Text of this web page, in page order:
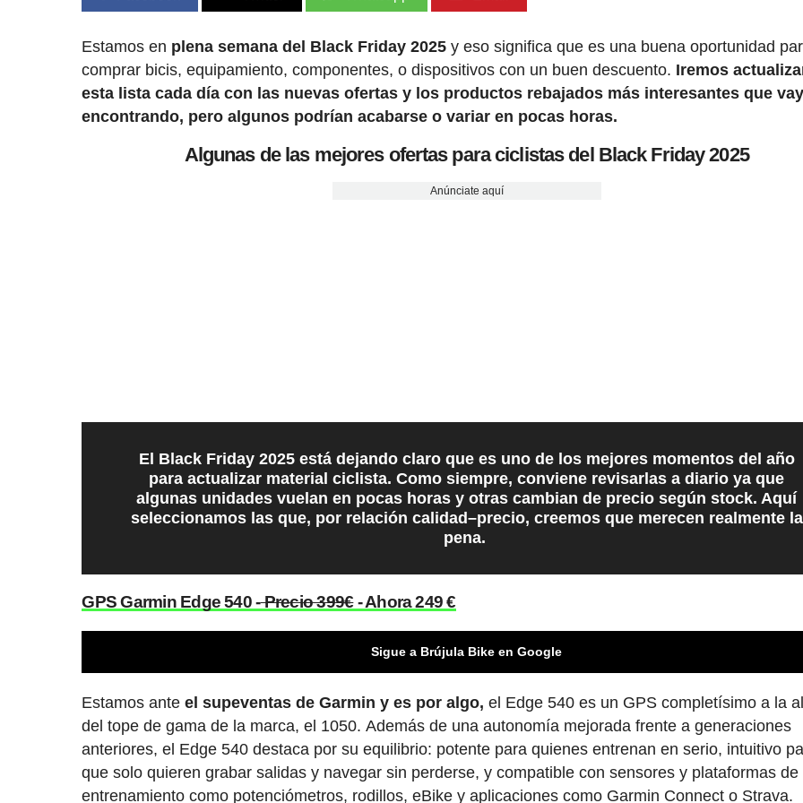
Estamos en plena semana del Black Friday 2025 y eso significa que es una buena oportunidad
comprar bicis, equipamiento, componentes, o dispositivos con un buen descuento. Iremos
esta lista cada día con las nuevas ofertas y los productos rebajados más interesantes que
encontrando, pero algunos podrían acabarse o variar en pocas horas.
Algunas de las mejores ofertas para ciclistas del Black Friday 2025
Anúnciate aquí
El Black Friday 2025 está dejando claro que es uno de los mejores momentos del año
para actualizar material ciclista. Como siempre, conviene revisarlas a diario ya que
algunas unidades vuelan en pocas horas y otras cambian de precio según stock. Aquí
seleccionamos las que, por relación calidad–precio, creemos que merecen realmente la
pena.
GPS Garmin Edge 540 -Precio 399€- Ahora 249 €
Sigue a Brújula Bike en Google
Estamos anteel supeventas de Garmin y es por algo, el Edge 540 es un GPS completísimo a la
del tope de gama de la marca, el 1050. Además de una autonomía mejorada frente a generaciones
anteriores, el Edge 540 destaca por su equilibrio: potente para quienes entrenan en serio, intuitivo
que solo quieren grabar salidas y navegar sin perderse, y compatible con sensores y plataformas de
entrenamiento como potenciómetros, rodillos, eBike y aplicaciones como Garmin Connect o Strava.